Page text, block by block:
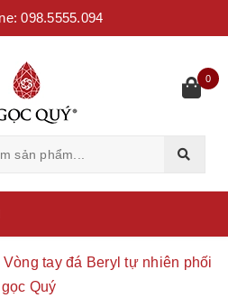
098.5555.094
0
Vòng tay đá Beryl tự nhiên phối
Quý